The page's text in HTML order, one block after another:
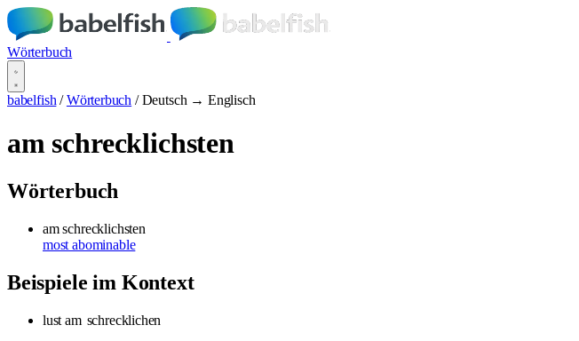
Wörterbuch
babelfish / Wörterbuch / Deutsch → Englisch
am schrecklichsten
Wörterbuch
am schrecklichsten
most abominable
Beispiele im Kontext
lust am schrecklichen